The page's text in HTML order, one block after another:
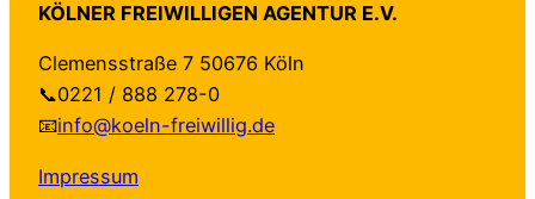
KÖLNER FREIWILLIGEN AGENTUR E.V.
Clemensstraße 7 50676 Köln
📞0221 / 888 278-0
📧info@koeln-freiwillig.de
Impressum